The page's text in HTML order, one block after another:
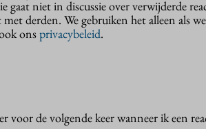
niet in discussie over verwijderde
derden. We gebruiken het alleen als
onsprivacybeleid.
voor de volgende keer wanneer ik een